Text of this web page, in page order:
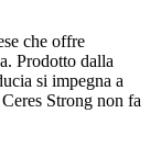
che offre
Prodotto dalla
si impegna a
Strong non fa